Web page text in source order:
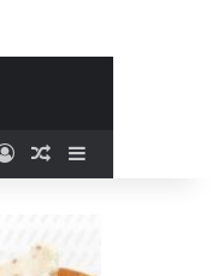
AccesoPublicación al